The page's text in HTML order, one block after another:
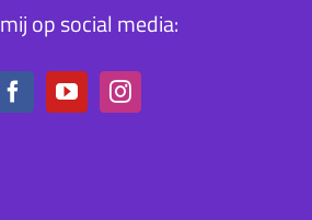
op social media: